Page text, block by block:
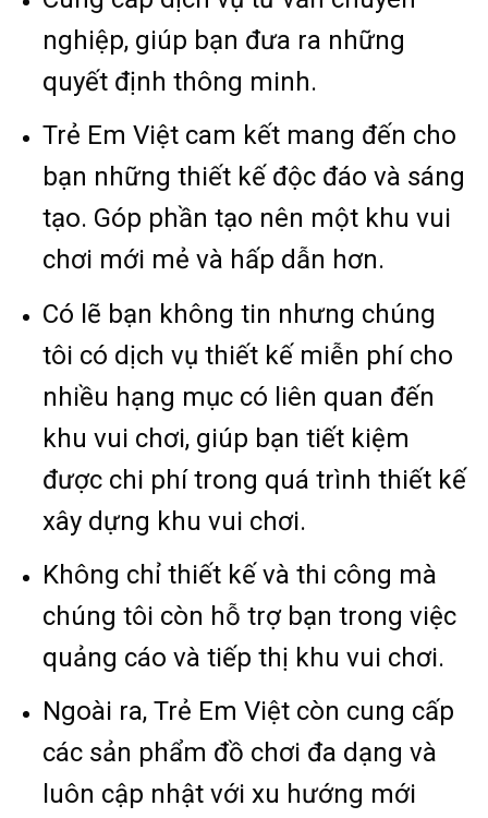
nghiệp, giúp bạn đưa ra những
quyết định thông minh.
Trẻ Em Việt cam kết mang đến cho
bạn những thiết kế độc đáo và sáng
tạo. Góp phần tạo nên một khu vui
chơi mới mẻ và hấp dẫn hơn.
Có lẽ bạn không tin nhưng chúng
tôi có dịch vụ thiết kế miễn phí cho
nhiều hạng mục có liên quan đến
khu vui chơi, giúp bạn tiết kiệm
được chi phí trong quá trình thiết kế
xây dựng khu vui chơi.
Không chỉ thiết kế và thi công mà
chúng tôi còn hỗ trợ bạn trong việc
quảng cáo và tiếp thị khu vui chơi.
Ngoài ra, Trẻ Em Việt còn cung cấp
các sản phẩm đồ chơi đa dạng và
luôn cập nhật với xu hướng mới